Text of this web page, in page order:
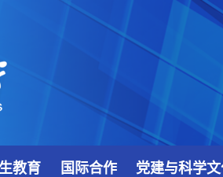
教育 国际合作 党建与科学